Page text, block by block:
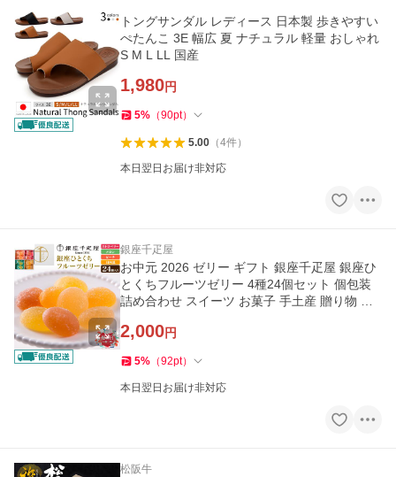
トングサンダル レディース 日本製 歩きやすい
ぺたんこ 3E 幅広 夏 ナチュラル 軽量 おしゃれ
S M L LL 国産
1,980円
5% （90pt）
5.00（4件）
本日翌日お届け非対応
銀座千疋屋
お中元 2026 ゼリー ギフト 銀座千疋屋 銀座ひ
とくちフルーツゼリー 4種24個セット 個包装
詰め合わせ スイーツ お菓子 手土産 贈り物 贈
2,000円
5% （92pt）
本日翌日お届け非対応
松阪牛